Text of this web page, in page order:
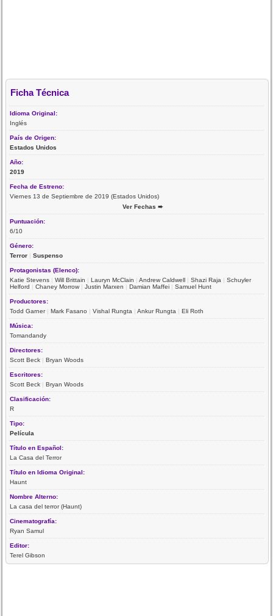
Ficha Técnica
Idioma Original:
Inglés
País de Origen:
Estados Unidos
Año:
2019
Fecha de Estreno:
Viernes 13 de Septiembre de 2019 (Estados Unidos)
Ver Fechas ➨
Puntuación:
6/10
Género:
Terror |Suspenso
Protagonistas (Elenco):
Katie Stevens |Will Brittain |Lauryn McClain |Andrew Caldwell |Shazi Raja |Schuyler
Helford |Chaney Morrow |Justin Marxen |Damian Maffei |Samuel Hunt
Productores:
Todd Garner|Mark Fasano |Vishal Rungta |Ankur Rungta |Eli Roth
Música:
Tomandandy
Directores:
Scott Beck |Bryan Woods
Escritores:
Scott Beck |Bryan Woods
Clasificación:
R
Tipo:
Película
Título en Español:
La Casa del Terror
Título en Idioma Original:
Haunt
Nombre Alterno:
La casa del terror (Haunt)
Cinematografía:
Ryan Samul
Editor:
Terel Gibson